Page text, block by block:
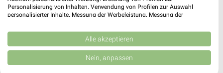
Heute 08:00 - 20:00 Uhr | Öffnet in 41 Min.
Ernsting's family Neckarsulm
Personalisierung von Inhalten. Verwendung von Profilen zur Auswahl
personalisierter Inhalte. Messung der Werbeleistung. Messung der
Kombinationen von Daten aus verschiedenen Quellen. Entwicklung und
Verbesserung der Angebote. Verwendung reduzierter Daten zur Auswahl
von Inhalten.
Daten können außerhalb der Europäischen Union weitergegeben und in die
Alle akzeptieren
Nein, anpassen